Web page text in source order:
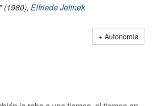
" (1980), Elfriede Jelinek
Autonomía